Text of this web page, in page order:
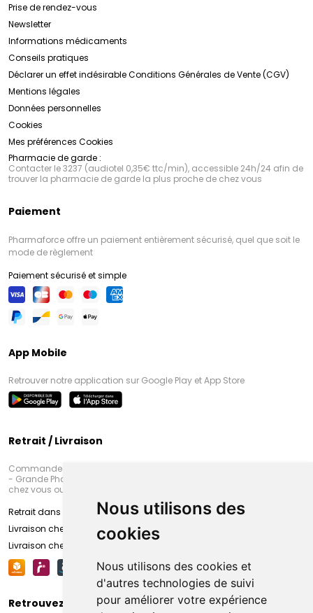
Nous utilisons des
cookies
Nous utilisons des cookies et
d'autres technologies de suivi
pour améliorer votre expérience
Prise de rendez-vous
Newsletter
Informations médicaments
Conseils pratiques
Déclarer un effet indésirableConditions Générales de Vente (CGV)
Mentions légales
Données personnelles
Cookies
Mes préférences Cookies
Pharmacie de garde :
Contacter le 3237 (audiotel 0,35€ ttc/min), accessible 24h/24 afin de
trouver la pharmacie de garde la plus proche de chez vous
Paiement
Pharmaforce offre un paiement entièrement sécurisé, quel que soit le
mode de règlement
Paiement sécurisé et simple
App Mobile
Retrouver notre application sur Google Play et App Store
Retrait / Livraison
Commandez en ligne et venez chercher votre commande à Amiens
- Grande Pharmacie d’Amiens (Fachon) ou recevez-là rapidement
chez vous ou en point retrait
Retrait dans la pharmacie d’Amiens
Livraison chez vous
Livraison chez votre commerçant
Retrouvez-nous sur vos réseaux sociaux